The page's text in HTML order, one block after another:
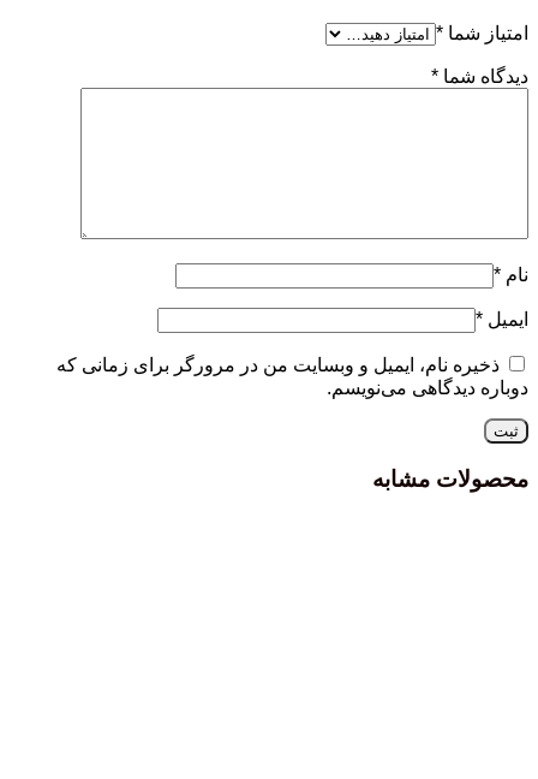
امتیاز شما *
دیدگاه شما *
نام *
ایمیل *
ذخیره نام، ایمیل و وبسایت من در مرورگر برای زمانی که
دوباره دیدگاهی می‌نویسم.
محصولات مشابه